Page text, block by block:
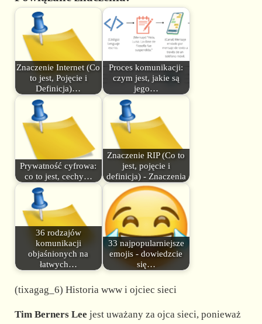
Znaczenie Internet (Co
to jest, Pojęcie i
Definicja)…
Proces komunikacji:
czym jest, jakie są
jego…
Prywatność cyfrowa:
co to jest, cechy…
Znaczenie RIP (Co to
jest, pojęcie i
definicja) - Znaczenia
36 rodzajów
komunikacji
objaśnionych na
łatwych…
33 najpopularniejsze
emojis - dowiedzcie
się…
(tixagag_6) Historia www i ojciec sieci
Tim Berners Lee jest uważany za ojca sieci, ponieważ